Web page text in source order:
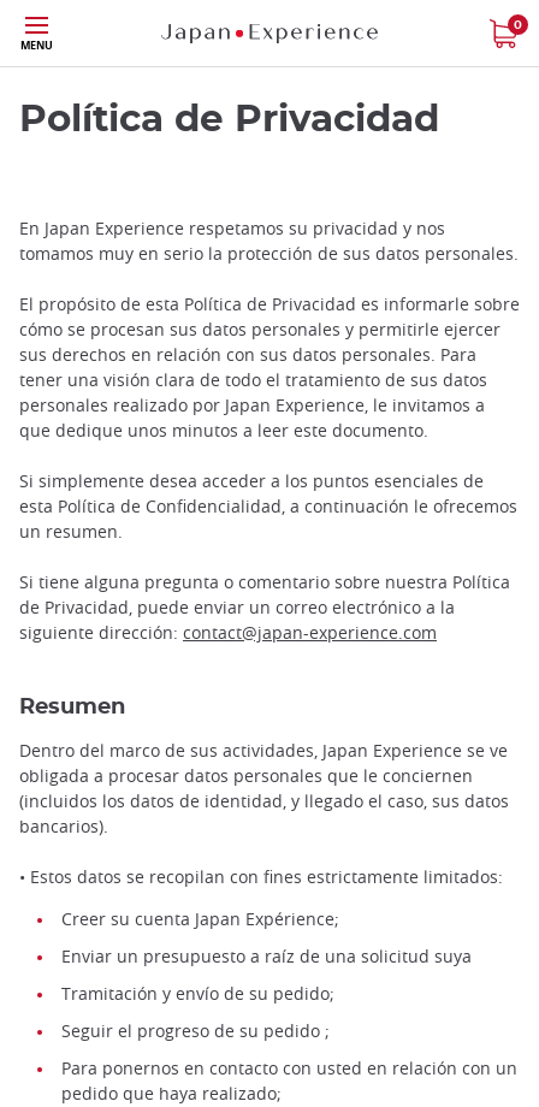
Tamaño
MENU
0
Política de Privacidad
En Japan Experience respetamos su privacidad y nos
tomamos muy en serio la protección de sus datos personales.
El propósito de esta Política de Privacidad es informarle sobre
cómo se procesan sus datos personales y permitirle ejercer
sus derechos en relación con sus datos personales. Para
tener una visión clara de todo el tratamiento de sus datos
personales realizado por Japan Experience, le invitamos a
que dedique unos minutos a leer este documento.
Si simplemente desea acceder a los puntos esenciales de
esta Política de Confidencialidad, a continuación le ofrecemos
un resumen.
Si tiene alguna pregunta o comentario sobre nuestra Política
de Privacidad, puede enviar un correo electrónico a la
siguiente dirección: contact@japan-experience.com
Resumen
Dentro del marco de sus actividades, Japan Experience se ve
obligada a procesar datos personales que le conciernen
(incluidos los datos de identidad, y llegado el caso, sus datos
bancarios).
• Estos datos se recopilan con fines estrictamente limitados:
Creer su cuenta Japan Expérience;
Enviar un presupuesto a raíz de una solicitud suya
Tramitación y envío de su pedido;
Seguir el progreso de su pedido ;
Para ponernos en contacto con usted en relación con un
pedido que haya realizado;